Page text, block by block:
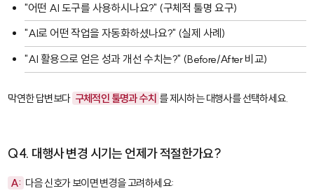
"어떤 AI 도구를 사용하시나요?" (구체적 툴명 요구)
"AI로 어떤 작업을 자동화하셨나요?" (실제 사례)
"AI 활용으로 얻은 성과 개선 수치는?" (Before/After 비교)
막연한 답변보다 구체적인 툴명과 수치 를 제시하는 대행사를 선택하세요.
Q4. 대행사 변경 시기는 언제가 적절한가요?
A: 다음 신호가 보이면 변경을 고려하세요: